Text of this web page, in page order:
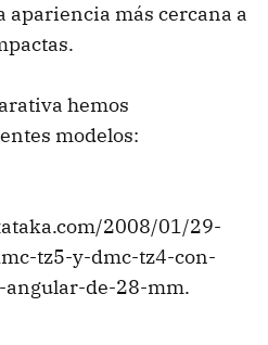
apariencia más cercana a
hemos
modelos:
2008/01/29-
tz5-y-dmc-tz4-con-
de-28-mm.